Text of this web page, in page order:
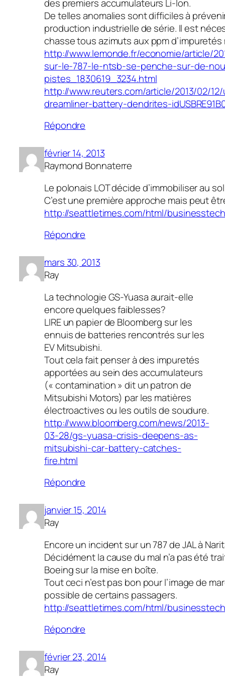
des premiers accumulateurs Li-Ion.
De telles anomalies sont difficiles à
production industrielle de série. Il est
chasse tous azimuts aux ppm
http://www.lemonde.fr/economie/article/
sur-le-787-le-ntsb-se-penche-sur-de-
pistes_1830619_3234.html
http://www.reuters.com/article/2013/02/
dreamliner-battery-dendrites-
Répondre
février 14, 2013
Raymond Bonnaterre
Le polonais LOT décide d’immobiliser au
C’est une première approche mais peut
http://seattletimes.com/html/
Répondre
mars 30, 2013
Ray
La technologie GS-Yuasa aurait-elle
encore quelques faiblesses?
LIRE un papier de Bloomberg sur les
ennuis de batteries rencontrés sur les
EV Mitsubishi.
Tout cela fait penser à des impuretés
apportées au sein des accumulateurs
(« contamination » dit un patron de
Mitsubishi Motors) par les matières
électroactives ou les outils de soudure.
http://www.bloomberg.com/news/2013-
03-28/gs-yuasa-crisis-deepens-as-
mitsubishi-car-battery-catches-
fire.html
Répondre
janvier 15, 2014
Ray
Encore un incident sur un 787 de JAL à
Décidément la cause du mal n’a pas été
Boeing sur la mise en boîte.
Tout ceci n’est pas bon pour l’image de
possible de certains passagers.
http://seattletimes.com/html/
Répondre
février 23, 2014
Ray